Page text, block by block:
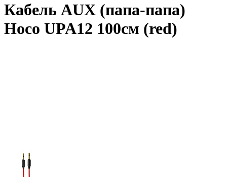
Кабель AUX (папа-папа)
Hoco UPA12 100см (red)